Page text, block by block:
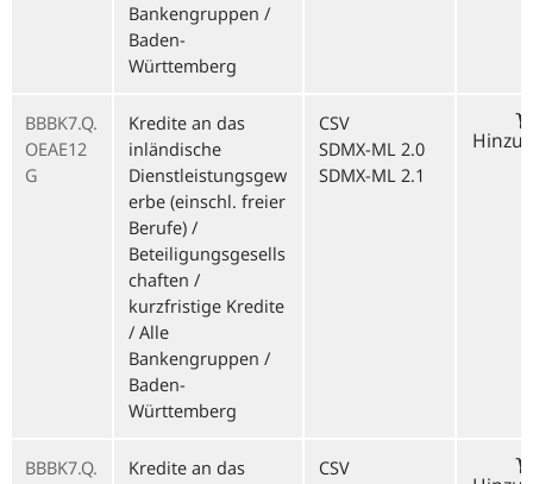
Bankengruppen /
Baden-
Württemberg
BBBK7.Q.
OEAE12
G
Kredite an das
inländische
Dienstleistungsgew
erbe (einschl. freier
Berufe) /
Beteiligungsgesells
chaften /
kurzfristige Kredite
/ Alle
Bankengruppen /
Baden-
Württemberg
CSV
SDMX-ML 2.0
SDMX-ML 2.1
BBBK7.Q.
Kredite an das
CSV